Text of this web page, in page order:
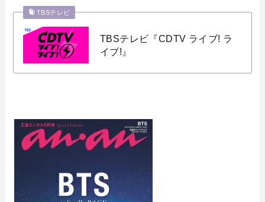
TBSテレビ
TBSテレビ『CDTV ライブ! ラ
イブ!』